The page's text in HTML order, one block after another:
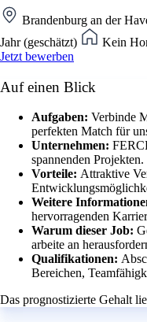
Brandenburg an der
Jahr (geschätzt)
Kein
Jetzt bewerben
Auf einen Blick
Aufgaben: Verbinde
perfekten Match für
Unternehmen:
spannenden Projekten.
Vorteile: Attraktive
Weitere
hervorragenden
Warum dieser Job:
arbeite an
Qualifikationen:
Bereichen,
Das prognostizierte Gehalt